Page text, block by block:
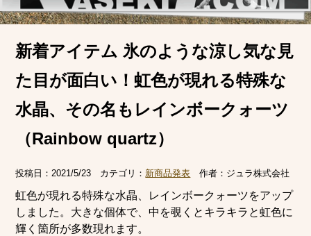
新着アイテム 氷のような涼し気な見
た目が面白い！虹色が現れる特殊な
水晶、その名もレインボークォーツ
（Rainbow quartz）
投稿日：2021/5/23 カテゴリ： 新商品発表 作者： ジュラ株式会社
虹色が現れる特殊な水晶、レインボークォーツをアップ
しました。大きな個体で、中を覗くとキラキラと虹色に
輝く箇所が多数現れます。